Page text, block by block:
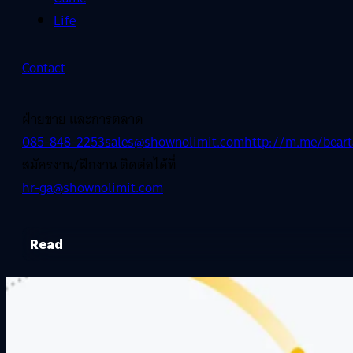
Life
Contact
ฝ่ายขาย และการตลาด
085-848-2253sales@shownolimit.comhttp://m.me/
สมัครงาน/ฝึกงาน ติดต่อได้ที่
hr-ga@shownolimit.com
Read